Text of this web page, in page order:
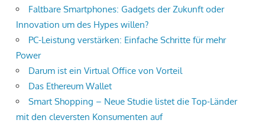
Faltbare Smartphones: Gadgets der Zukunft oder
Innovation um des Hypes willen?
PC-Leistung verstärken: Einfache Schritte für mehr
Power
Darum ist ein Virtual Office von Vorteil
Das Ethereum Wallet
Smart Shopping – Neue Studie listet die Top-Länder
mit den cleversten Konsumenten auf